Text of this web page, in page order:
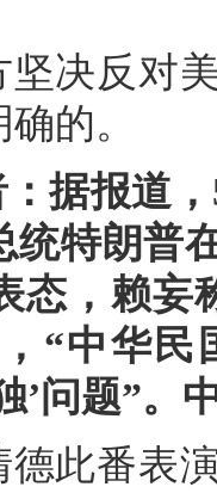
决反对
的。
据报道
统特朗普
态，赖妄
“中华
’问题”。
此番表